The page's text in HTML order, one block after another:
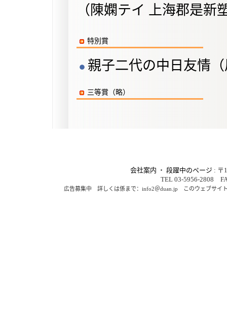
（陳嫻テイ 上海郡是新
特別賞
親子二代の中日友情
三等賞（略）
会社案内 ・ 段躍中のページ : 〒
TEL 03-5956-2808
広告募集中 詳しくは係まで：info2＠duan.jp このウェブサイ